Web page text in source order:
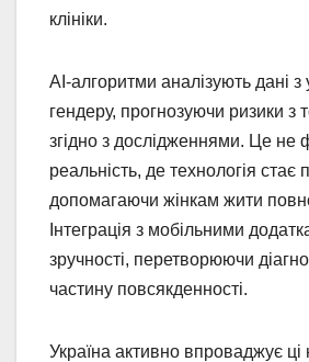
клініки.
AI-алгоритми аналізують дані
гендеру, прогнозуючи ризики з
згідно з дослідженнями. Це не
реальність, де технологія стає
допомагаючи жінкам жити
Інтеграція з мобільними
зручності, перетворюючи
частину повсякденності.
Україна активно впроваджує ці